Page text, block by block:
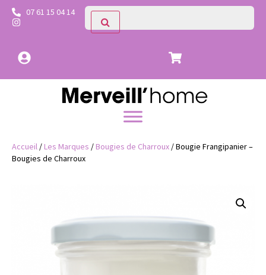
07 61 15 04 14
Accueil /Les Marques /Bougies de Charroux / Bougie Frangipanier –
Bougies de Charroux